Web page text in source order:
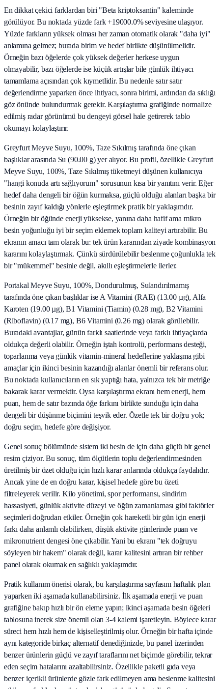
En dikkat çekici farklardan biri "Beta kriptoksantin" kaleminde
görülüyor. Bu noktada yüzde fark +19000.0% seviyesine ulaşıyor.
Yüzde farkların yüksek olması her zaman otomatik olarak "daha iyi"
anlamına gelmez; burada birim ve hedef birlikte düşünülmelidir.
Örneğin bazı öğelerde çok yüksek değerler herkese uygun
olmayabilir, bazı öğelerde ise küçük artışlar bile günlük ihtiyacı
tamamlama açısından çok kıymetlidir. Bu nedenle satır satır
değerlendirme yaparken önce ihtiyacı, sonra birimi, ardından da sıklığı
göz önünde bulundurmak gerekir. Karşılaştırma grafiğinde normalize
edilmiş radar görünümü bu dengeyi görsel hale getirerek tablo
okumayı kolaylaştırır.
Greyfurt Meyve Suyu, 100%, Taze Sıkılmış tarafında öne çıkan
başlıklar arasında Su (90.00 g) yer alıyor. Bu profil, özellikle Greyfurt
Meyve Suyu, 100%, Taze Sıkılmış tüketmeyi düşünen kullanıcıya
"hangi konuda artı sağlıyorum" sorusunun kısa bir yanıtını verir. Eğer
hedef daha dengeli bir öğün kurmaksa, güçlü olduğu alanları başka bir
besinin zayıf kaldığı yönlerle eşleştirmek pratik bir yaklaşımdır.
Örneğin bir öğünde enerji yüksekse, yanına daha hafif ama mikro
besin yoğunluğu iyi bir seçim eklemek toplam kaliteyi artırabilir. Bu
ekranın amacı tam olarak bu: tek ürün kararından ziyade kombinasyon
kararını kolaylaştırmak. Çünkü sürdürülebilir beslenme çoğunlukla tek
bir "mükemmel" besinle değil, akıllı eşleştirmelerle ilerler.
Portakal Meyve Suyu, 100%, Dondurulmuş, Sulandırılmamış
tarafında öne çıkan başlıklar ise A Vitamini (RAE) (13.00 µg), Alfa
Karoten (19.00 µg), B1 Vitamini (Tiamin) (0.28 mg), B2 Vitamini
(Riboflavin) (0.17 mg), B6 Vitamini (0.26 mg) olarak görülebilir.
Buradaki avantajlar, günün farklı saatlerinde veya farklı ihtiyaçlarda
oldukça değerli olabilir. Örneğin iştah kontrolü, performans desteği,
toparlanma veya günlük vitamin-mineral hedeflerine yaklaşma gibi
amaçlar için ikinci besinin kazandığı alanlar önemli bir referans olur.
Bu noktada kullanıcıların en sık yaptığı hata, yalnızca tek bir metriğe
bakarak karar vermektir. Oysa karşılaştırma ekranı hem enerji, hem
puan, hem de satır bazında öğe farkını birlikte sunduğu için daha
dengeli bir düşünme biçimini teşvik eder. Özetle tek bir doğru yok;
doğru seçim, hedefe göre değişiyor.
Genel sonuç bölümünde sistem iki besin de için daha güçlü bir genel
resim çiziyor. Bu sonuç, tüm ölçütlerin toplu değerlendirmesinden
üretilmiş bir özet olduğu için hızlı karar anlarında oldukça faydalıdır.
Ancak yine de en doğru karar, kişisel hedefe göre bu özeti
filtreleyerek verilir. Kilo yönetimi, spor performansı, sindirim
hassasiyeti, günlük aktivite düzeyi ve öğün zamanlaması gibi faktörler
seçimleri doğrudan etkiler. Örneğin çok hareketli bir gün için enerji
farkı daha anlamlı olabilirken, düşük aktivite günlerinde puan ve
mikronutrient dengesi öne çıkabilir. Yani bu ekranı "tek doğruyu
söyleyen bir hakem" olarak değil, karar kalitesini artıran bir rehber
panel olarak okumak en sağlıklı yaklaşımdır.
Pratik kullanım önerisi olarak, bu karşılaştırma sayfasını haftalık plan
yaparken iki aşamada kullanabilirsiniz. İlk aşamada enerji ve puan
grafiğine bakıp hızlı bir ön eleme yapın; ikinci aşamada besin öğeleri
tablosuna inerek size önemli olan 3-4 kalemi işaretleyin. Böylece karar
süreci hem hızlı hem de kişiselleştirilmiş olur. Örneğin bir hafta içinde
aynı kategoride birkaç alternatif denediğinizde, bu panel üzerinden
benzer ürünlerin güçlü ve zayıf taraflarını net biçimde görebilir, tekrar
eden seçim hatalarını azaltabilirsiniz. Özellikle paketli gıda veya
benzer içerikli ürünlerde gözle fark edilmeyen ama beslenme kalitesini